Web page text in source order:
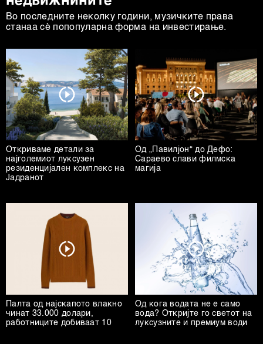
Во последните неколку години, музичките права
станаа сè попопуларна форма на инвестирање.
Откриваме детали за
најголемиот луксузен
резиденцијален комплекс на
Јадранот
Од „Павилјон“ до Дефо:
Сараево слави филмска
магија
Палта од најскапото влакно
чинат 33.000 долари,
работниците добиваат 10
Од кога водата не е само
вода? Откријте го светот на
луксузните и премиум води